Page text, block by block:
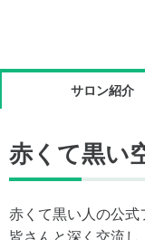
サロン紹介
赤くて黒い
赤くて黒い人の公式
皆さんと深く交流し